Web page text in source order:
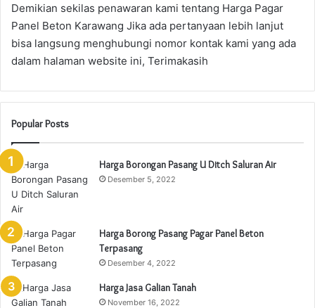
Demikian sekilas penawaran kami tentang Harga Pagar
Panel Beton Karawang Jika ada pertanyaan lebih lanjut
bisa langsung menghubungi nomor kontak kami yang ada
dalam halaman website ini, Terimakasih
Popular Posts
Harga Borongan Pasang U Ditch Saluran Air
Desember 5, 2022
Harga Borong Pasang Pagar Panel Beton
Terpasang
Desember 4, 2022
Harga Jasa Galian Tanah
November 16, 2022